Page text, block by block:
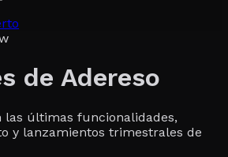
de Adereso
las últimas funcionalidades,
y lanzamientos trimestrales de